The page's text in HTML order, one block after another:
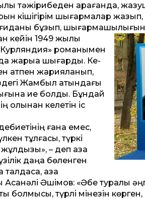
тәжірибеден қарағанда,
кішігірім шығармалар
бұзып,
ке­йін 1949 жылы
романымен
жарыққа шығарды. Ке­
атпен жарияланып,
Жамбыл атындағы
ие болды. Бұндай
қолынан келетін іс
ғана емес,
тұлғасы, түркі
– деп қазақ
даңққа бөленген
қазақ
Әшімов: «Әбе туралы
болмысы, түрлі мінезін